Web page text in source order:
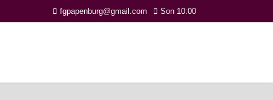
fgpapenburg@gmail.com Son 10:00